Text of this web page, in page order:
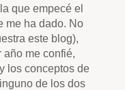
que empecé el
me ha dado. No
este blog),
me confié,
los conceptos de
de los dos